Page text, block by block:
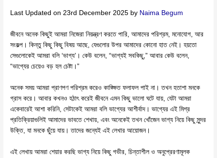
Last Updated on 23rd December 2025 by Naima Begum
জীবনে অনেক কিছুই আমরা নিজেরা নিয়ন্ত্রণ করতে পারি, আমাদের পরিশ্রম, মনোযোগ, আর
সংকল্প। কিন্তু কিছু কিছু বিষয় আছে, যেগুলোর উপর আমাদের কোনো হাত নেই। হয়তো
সেগুলোকেই আমরা বলি ‘ভাগ্য’। কেউ বলেন, “ভাগ্যই সবকিছু,” আবার কেউ বলেন,
“ভাগ্যের চেয়েও বড় হল চেষ্টা।”
অনেক সময় আমরা প্রাণপণ পরিশ্রম করেও কাঙ্ক্ষিত ফলাফল পাই না। তখন হতাশা মনকে
গ্রাস করে। আবার কখনও হঠাৎ করেই জীবনে এমন কিছু ভালো ঘটে যায়, যেটা আমরা
একেবারেই আশা করিনি, সেটাকেই আমরা বলি ভাগ্যের আশীর্বাদ। ভাগ্যের এই মিশ্র
প্রতিক্রিয়াগুলিই আমাদের ভাবতে শেখায়, এবং অনেকেই তখন খোঁজেন ভাগ্য নিয়ে কিছু সুন্দর
উক্তি, যা মনকে ছুঁয়ে যায়। তাদের জন্যেই এই লেখার আয়োজন।
এই লেখায় আমরা শেয়ার করছি ভাগ্য নিয়ে কিছু গভীর, চিন্তাশীল ও অনুপ্রেরণামূলক